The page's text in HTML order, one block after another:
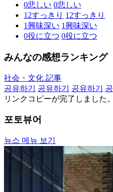
0悲しい 0悲しい
12すっきり 12すっきり
1興味深い 1興味深い
0役に立つ 0役に立つ
みんなの感想ランキング
社会・文化 記事
공유하기
공유하기 공유하기
リンクコピーが完了しました。
포토뷰어
뉴스 메뉴 보기